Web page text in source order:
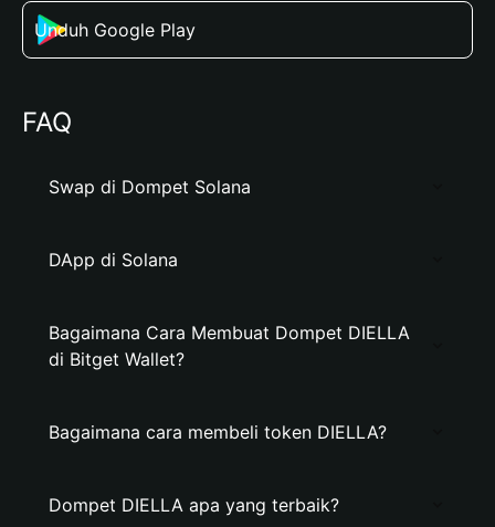
Unduh Google Play
FAQ
Swap di Dompet Solana
DApp di Solana
Bagaimana Cara Membuat Dompet DIELLA
di Bitget Wallet?
Bagaimana cara membeli token DIELLA?
Dompet DIELLA apa yang terbaik?